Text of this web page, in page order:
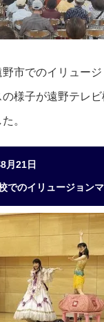
市でのイリュージ
様子が遠野テレ
。
月21日
でのイリュージョン